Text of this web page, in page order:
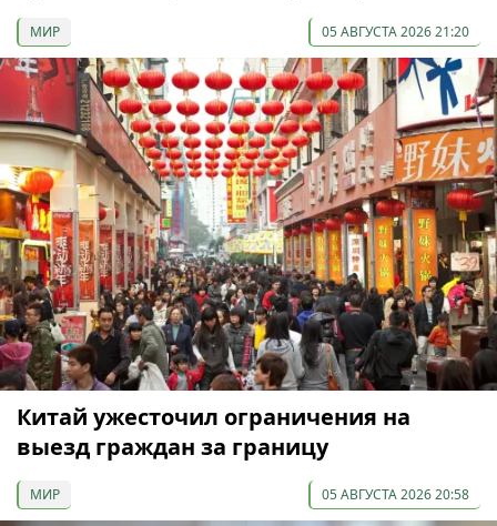
МИР 05 АВГУСТА 2026 21:20
Китай ужесточил ограничения на
выезд граждан за границу
МИР 05 АВГУСТА 2026 20:58